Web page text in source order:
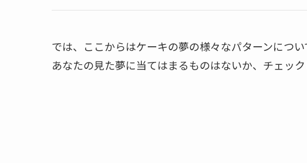
では、ここからはケーキの夢の様々なパターンについ
あなたの見た夢に当てはまるものはないか、チェック